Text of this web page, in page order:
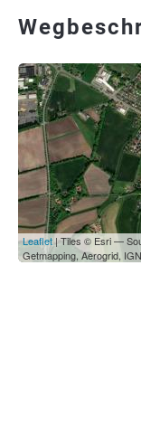
Leaflet| Tiles © Esri —
Getmapping, Aerogrid,